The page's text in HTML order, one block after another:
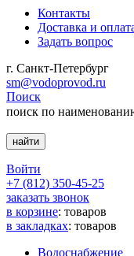
Контакты
Доставка и
Задать вопрос
г. Санкт-Петербург
sm@vodoprovod.ru
Поиск
поиск по
Войти
+7 (812) 350-45-25
заказать звонок
в корзине: товаров
в закладках: товаров
Водоснабжение